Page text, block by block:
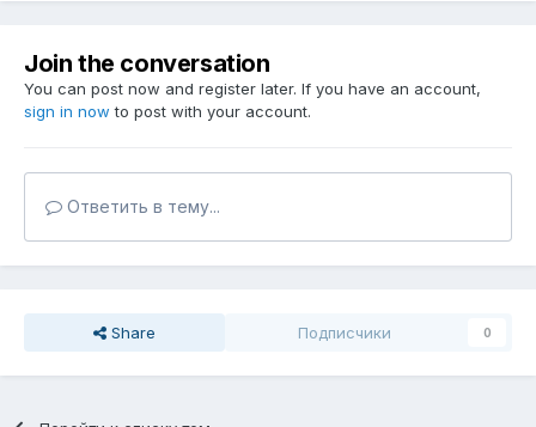
Join the conversation
You can post now and register later. If you have an account,
sign in now to post with your account.
Ответить в тему...
Share Подписчики 0